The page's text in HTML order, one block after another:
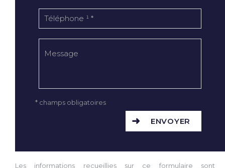
* champs obligatoires
ENVOYER
Les informations recueillies sur ce formulaire sont